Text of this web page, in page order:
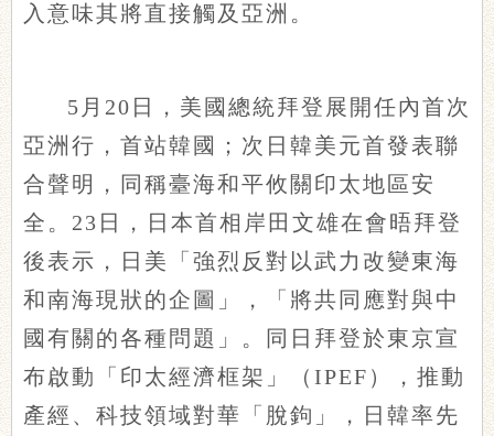
入意味其將直接觸及亞洲。
5月20日，美國總統拜登展開任內首次
亞洲行，首站韓國；次日韓美元首發表聯
合聲明，同稱臺海和平攸關印太地區安
全。23日，日本首相岸田文雄在會晤拜登
後表示，日美「強烈反對以武力改變東海
和南海現狀的企圖」，「將共同應對與中
國有關的各種問題」。同日拜登於東京宣
布啟動「印太經濟框架」（IPEF），推動
產經、科技領域對華「脫鉤」，日韓率先